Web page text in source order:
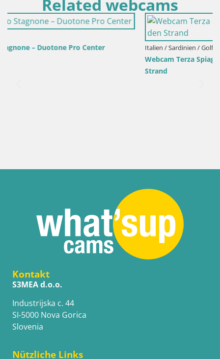
Related webcams
Italien / Sardinien / Golfo Aranci
Webcam Terza Spiaggia Golfo Aranci – Liveblick auf den
Kontakt
S3MEA d.o.o.
Industrijska c. 44
SI-5000 Nova Gorica
Slovenia
Nützliche Links